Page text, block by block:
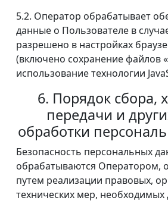
5.2. Оператор обрабатывает
данные о Пользователе в
разрешено в настройках
(включено сохранение файлов
использование технологии
6. Порядок сбора,
передачи и
обработки
Безопасность персональных
обрабатываются Оператором,
путем реализации правовых,
технических мер,